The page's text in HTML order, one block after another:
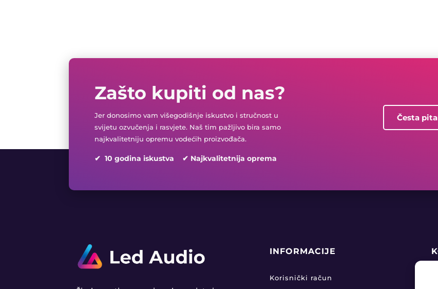
Zašto kupiti od nas?
Jer donosimo vam višegodišnje iskustvo i stručnost u
svijetu ozvučenja i rasvjete. Naš tim pažljivo bira samo
najkvalitetniju opremu vodećih proizvođača.
✔ 10 godina iskustva ✔ Najkvalitetnija oprema
Česta
INFORMACIJE
Korisnički račun